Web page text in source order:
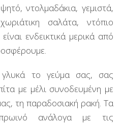
ντολμαδάκια, γεμιστά,
σαλάτα, ντόπιο
ενδεικτικά μερικά από
το γεύμα σας, σας
με μέλι συνοδευμένη με
τη παραδοσιακή ρακή. Τα
ανάλογα με τις